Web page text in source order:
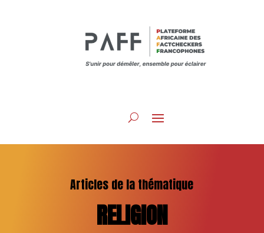
Articles de la thématique
RELIGION